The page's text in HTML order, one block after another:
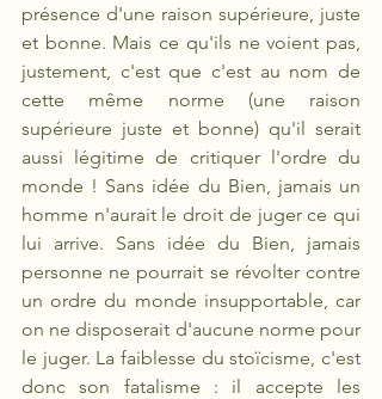
présence d'une raison supérieure, juste
et bonne. Mais ce qu'ils ne voient pas,
justement, c'est que c'est au nom de
cette même norme (une raison
supérieure juste et bonne) qu'il serait
aussi légitime de critiquer l'ordre du
monde ! Sans idée du Bien, jamais un
homme n'aurait le droit de juger ce qui
lui arrive. Sans idée du Bien, jamais
personne ne pourrait se révolter contre
un ordre du monde insupportable, car
on ne disposerait d'aucune norme pour
le juger. La faiblesse du stoïcisme, c'est
donc son fatalisme : il accepte les